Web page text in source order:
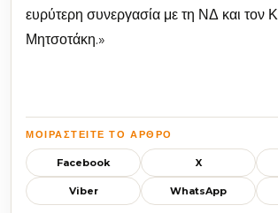
ευρύτερη συνεργασία με τη ΝΔ και τον
Μητσοτάκη.»
ΜΟΙΡΑΣΤΕΊΤΕ ΤΟ ΆΡΘΡΟ
Facebook X
Viber WhatsApp